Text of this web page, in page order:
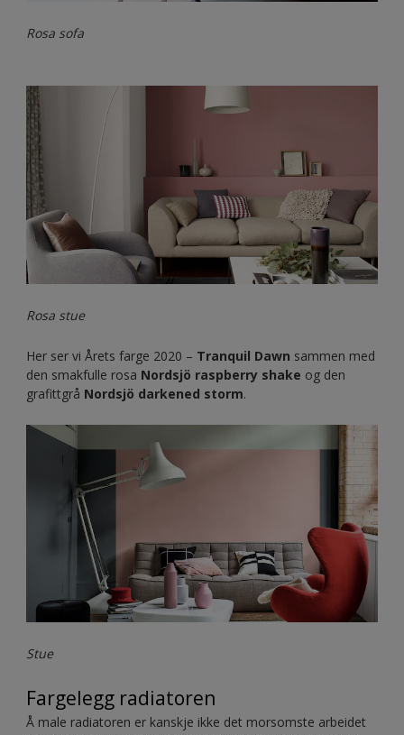
Rosa sofa
Rosa stue
Her ser vi Årets farge 2020 –Tranquil Dawnsammen med
den smakfulle rosaNordsjö raspberry shakeog den
Nordsjö darkened storm